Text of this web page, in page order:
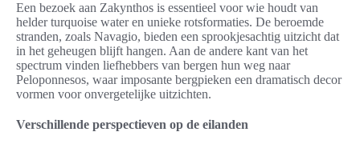
Een bezoek aan Zakynthos is essentieel voor wie houdt van
helder turquoise water en unieke rotsformaties. De beroemde
stranden, zoals Navagio, bieden een sprookjesachtig uitzicht dat
in het geheugen blijft hangen. Aan de andere kant van het
spectrum vinden liefhebbers van bergen hun weg naar
Peloponnesos, waar imposante bergpieken een dramatisch decor
vormen voor onvergetelijke uitzichten.
Verschillende perspectieven op de eilanden